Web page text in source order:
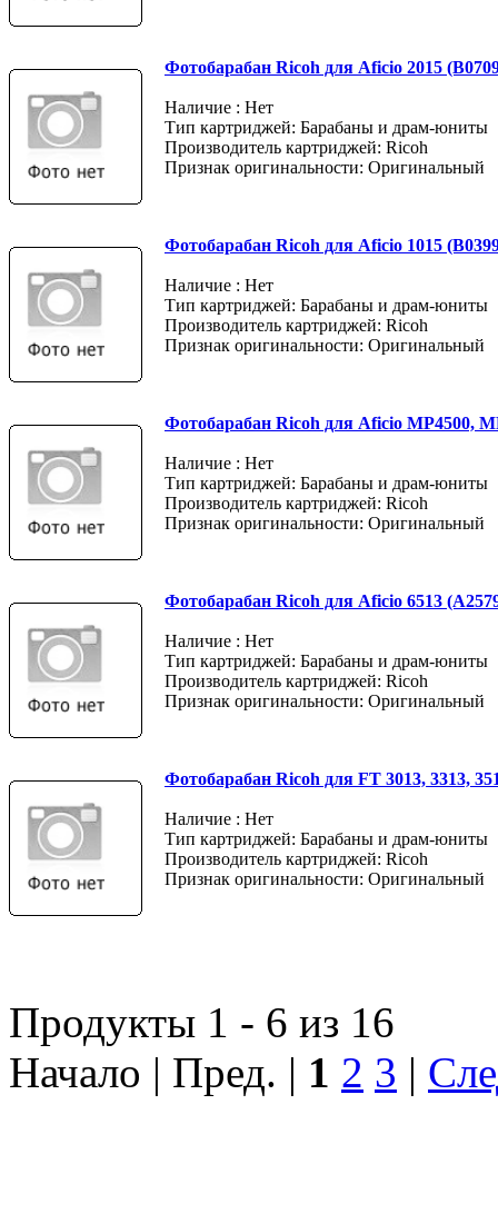
Фотобарабан Ricoh для Aficio 2015
Наличие : Нет
Тип картриджей: Барабаны и драм-юниты
Производитель картриджей: Ricoh
Признак оригинальности: Оригинальный
Фотобарабан Ricoh для Aficio 1015
Наличие : Нет
Тип картриджей: Барабаны и драм-юниты
Производитель картриджей: Ricoh
Признак оригинальности: Оригинальный
Фотобарабан Ricoh для Aficio MP4500,
Наличие : Нет
Тип картриджей: Барабаны и драм-юниты
Производитель картриджей: Ricoh
Признак оригинальности: Оригинальный
Фотобарабан Ricoh для Aficio 6513
Наличие : Нет
Тип картриджей: Барабаны и драм-юниты
Производитель картриджей: Ricoh
Признак оригинальности: Оригинальный
Фотобарабан Ricoh для FT 3013, 3313,
Наличие : Нет
Тип картриджей: Барабаны и драм-юниты
Производитель картриджей: Ricoh
Признак оригинальности: Оригинальный
Продукты 1 - 6 из 16
Начало | Пред. | 1 2 3 |